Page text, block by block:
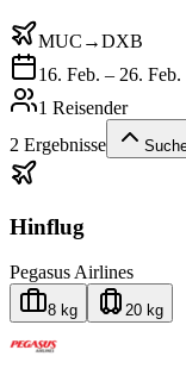
MUC →DXB
16. Feb. – 26. Feb.
1 Reisender
2 Ergebnisse
Hinflug
Pegasus Airlines
8 kg 20 kg